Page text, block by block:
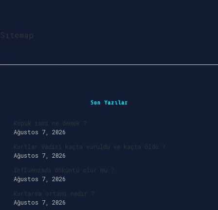
Sitemap
Son Yazılar
Köpük ismi ne demek ?
Ağustos 7, 2026
Kurtlar Vadisi kaçta vuruldu ve kaçta öldü ?
Ağustos 7, 2026
Influenzada döküntü olur mu ?
Ağustos 7, 2026
Kurtarma ortamı nedir ?
Ağustos 7, 2026